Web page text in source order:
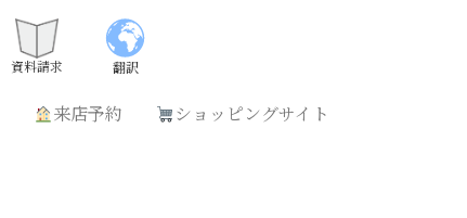
来店予約
資料請求 翻訳
来店予約 ショッピングサイト